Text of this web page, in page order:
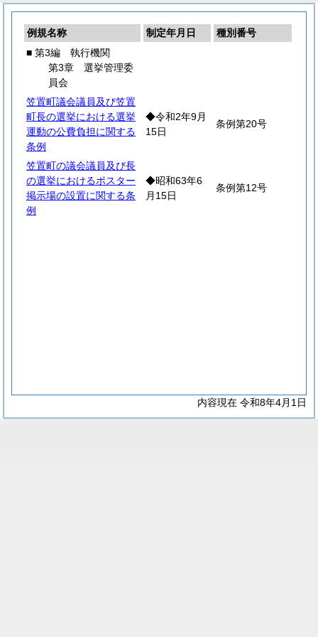
例規名称 制定年月日
種別番号
■ 第3編 執行機関
第3章 選挙管理委
員会
笠置町議会議員及び笠置
町長の選挙における選挙
運動の公費負担に関する
条例
◆令和2年9月
15日
条例第20号
笠置町の議会議員及び長
の選挙におけるポスター
掲示場の設置に関する条
例
◆昭和63年6
月15日
条例第12号
内容現在 令和8年4月1日